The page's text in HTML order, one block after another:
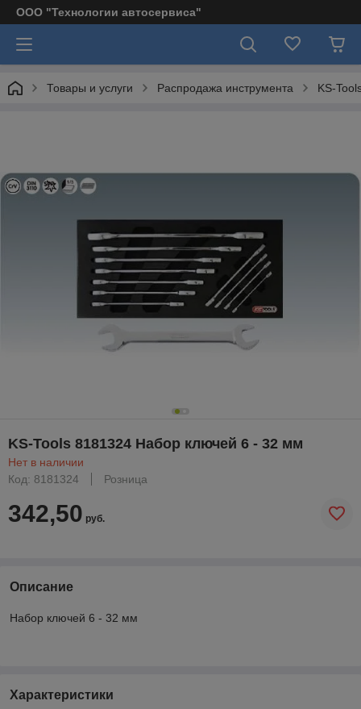
ООО "Технологии автосервиса"
Товары и услуги Распродажа инструмента KS-
KS-Tools 8181324 Набор ключей 6 - 32 мм
Нет в наличии
Код: 8181324
Розница
342,50 руб.
Описание
Набор ключей 6 - 32 мм
Характеристики